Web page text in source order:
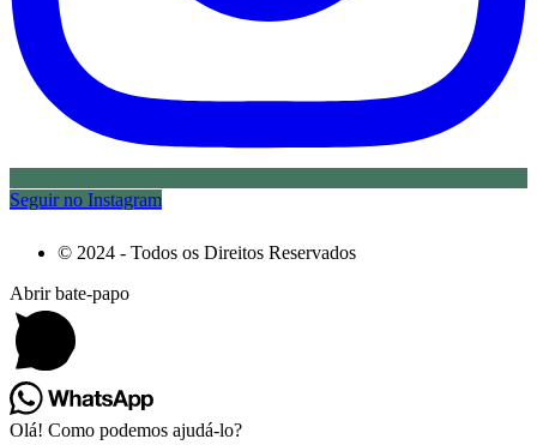
Seguir no Instagram
© 2024 - Todos os Direitos Reservados
Abrir bate-papo
Olá! Como podemos ajudá-lo?